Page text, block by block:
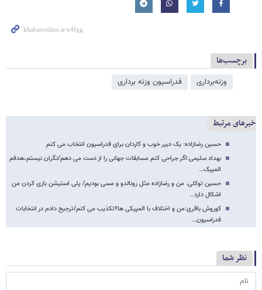
برچسب‌ها
وزنه‌برداری فدراسیون وزنه برداری
خبرهای مرتبط
حسین رضازاده: یک دبیر خوب و کاردان برای فدراسیون انتخاب می کنم
بهداد سلیمی:اگر جراحی کنم مسابقات جهانی را از دست می دهم/نگران نیستم،هدفم
المپیک…
حسین توکلی: من و رضازاده مثل رونالدو و مسی بودیم/ پلی استیشن بازی کردن من
اشکال دارد…
کوروش باقری:من و اختلاف با المپیکی ها؟تکذیب می کنم/ترجیح دادم در انتخابات
فدراسیون…
نظر شما